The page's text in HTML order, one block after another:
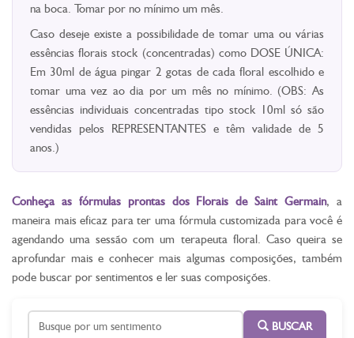
na boca. Tomar por no mínimo um mês.
Caso deseje existe a possibilidade de tomar uma ou várias
essências florais stock (concentradas) como DOSE ÚNICA:
Em 30ml de água pingar 2 gotas de cada floral escolhido e
tomar uma vez ao dia por um mês no mínimo. (OBS: As
essências individuais concentradas tipo stock 10ml só são
vendidas pelos REPRESENTANTES e têm validade de 5
anos.)
Conheça as fórmulas prontas dos Florais de Saint Germain, a
maneira mais eficaz para ter uma fórmula customizada para você é
agendando uma sessão com um terapeuta floral. Caso queira se
aprofundar mais e conhecer mais algumas composições, também
pode buscar por sentimentos e ler suas composições.
BUSCAR